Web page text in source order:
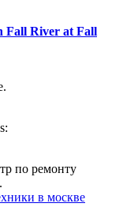
Fall River at Fall
по ремонту
в москве